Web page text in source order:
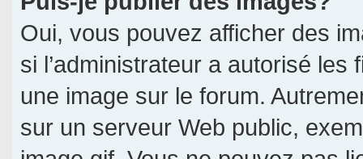
Oui, vous pouvez afficher des
si l’administrateur a autorisé
une image sur le forum.
sur un serveur Web public,